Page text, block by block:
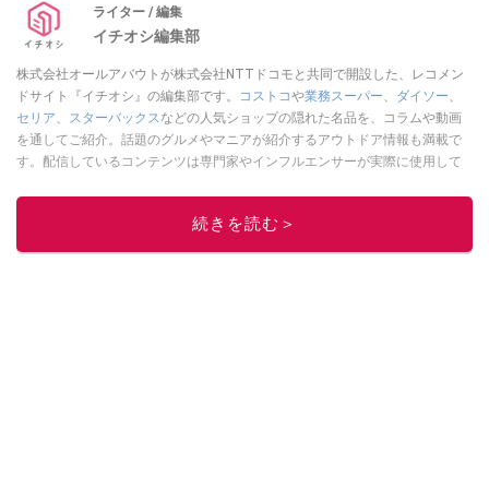
ライター / 編集
イチオシ編集部
株式会社オールアバウトが株式会社NTTドコモと共同で開設した、レコメン
ドサイト『イチオシ』の編集部です。
コストコや業務スーパー、 ダイソー、
セリア、 スターバックスなどの人気ショップの隠れた名品を、コラムや動画
を通してご紹介。話題のグルメやマニアが紹介するアウトドア情報も満載で
す。配信しているコンテンツは専門家やインフルエンサーが実際に使用して
ニュースでフォロー
続きを読む＞